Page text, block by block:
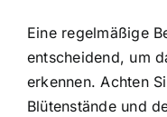
Eine regelmäßige
entscheidend, um
erkennen. Achten
Blütenstände und